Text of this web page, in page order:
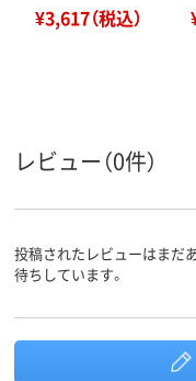
¥3,617（税込）
レビュー（0件）
投稿されたレビューはまだ
待ちしています。